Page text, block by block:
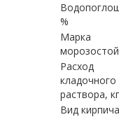
%
Марка
Расход
кладочного
раствора,
Вид кирпича